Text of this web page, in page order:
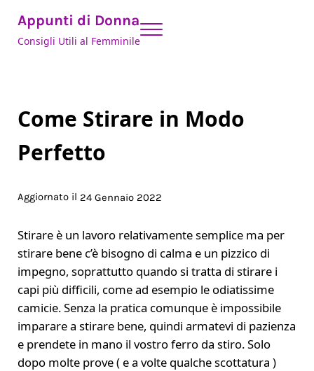
Appunti di Donna
Consigli Utili al Femminile
Menu
Come Stirare in Modo
Perfetto
Aggiornato il 24 Gennaio 2022
Stirare è un lavoro relativamente semplice ma per
stirare bene c’è bisogno di calma e un pizzico di
impegno, soprattutto quando si tratta di stirare i
capi più difficili, come ad esempio le odiatissime
camicie. Senza la pratica comunque è impossibile
imparare a stirare bene, quindi armatevi di pazienza
e prendete in mano il vostro ferro da stiro. Solo
dopo molte prove ( e a volte qualche scottatura )